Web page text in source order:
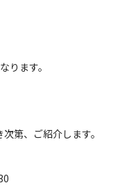
ります。
、ご紹介します。